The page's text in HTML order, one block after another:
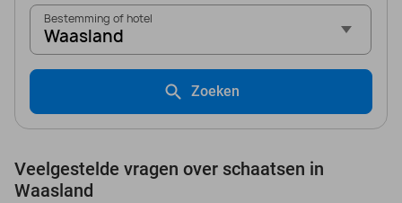
Bestemming of hotel
Waasland
Zoeken
Veelgestelde vragen over schaatsen in
Waasland